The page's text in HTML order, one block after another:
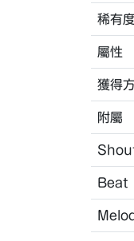
稀有
屬性
獲得
附屬
Beat